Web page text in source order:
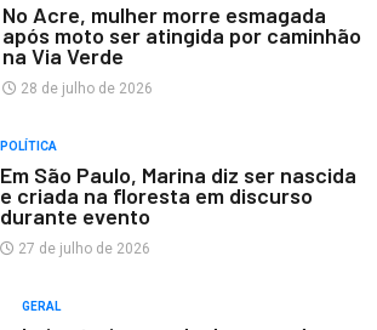
No Acre, mulher morre esmagada
após moto ser atingida por caminhão
na Via Verde
28 de julho de 2026
POLÍTICA
Em São Paulo, Marina diz ser nascida
e criada na floresta em discurso
durante evento
27 de julho de 2026
GERAL